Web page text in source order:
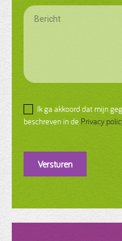
Ik ga akkoord dat mijn
beschreven in de Privacy
Versturen